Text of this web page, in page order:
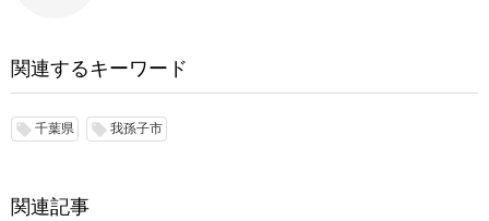
関連するキーワード
local_offer 千葉県 local_offer 我孫子市
関連記事